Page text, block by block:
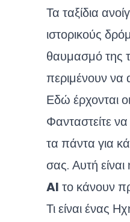
Τα ταξίδια
ιστορικούς
θαυμασμό της
περιμένουν
Εδώ έρχονται οι
Φανταστείτε
τα πάντα για
σας. Αυτή
AI το κάνουν
Τι είναι ένας